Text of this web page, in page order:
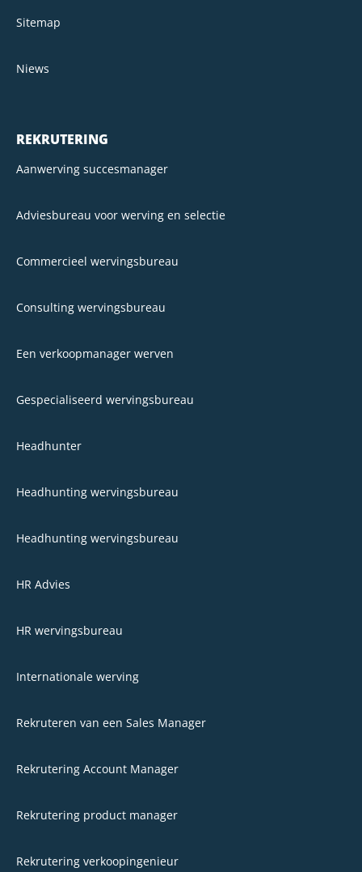
Sitemap
Niews
REKRUTERING
Aanwerving succesmanager
Adviesbureau voor werving en selectie
Commercieel wervingsbureau
Consulting wervingsbureau
Een verkoopmanager werven
Gespecialiseerd wervingsbureau
Headhunter
Headhunting wervingsbureau
Headhunting wervingsbureau
HR Advies
HR wervingsbureau
Internationale werving
Rekruteren van een Sales Manager​
Rekrutering Account Manager
Rekrutering product manager
Rekrutering verkoopingenieur